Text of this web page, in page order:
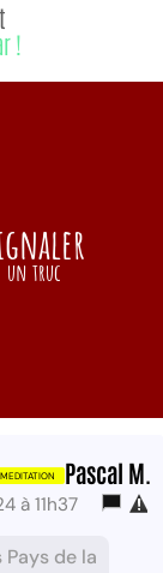
!
un truc
Pascal M.
à 11h37
de la